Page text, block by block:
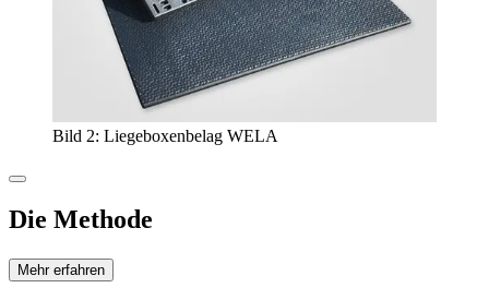
Bild 2: Liegeboxenbelag WELA
Die Methode
Mehr erfahren